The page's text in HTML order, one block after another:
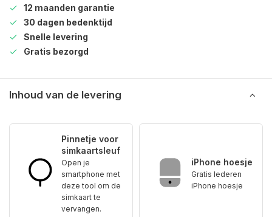
12 maanden garantie
30 dagen bedenktijd
Snelle levering
Gratis bezorgd
Inhoud van de levering
Pinnetje voor
simkaartsleuf
Open je
smartphone met
deze tool om de
simkaart te
vervangen.
iPhone hoesje
Gratis lederen
iPhone hoesje